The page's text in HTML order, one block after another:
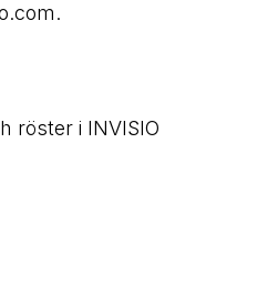
röster i INVISIO